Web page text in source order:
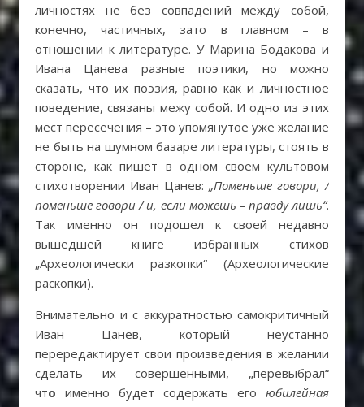
личностях не без совпадений между собой,
конечно, частичных, зато в главном – в
отношении к литературе. У Марина Бодакова и
Ивана Цанева разные поэтики, но можно
сказать, что их поэзия, равно как и личностное
поведение, связаны межу собой. И одно из этих
мест пересечения – это упомянутое уже желание
не быть на шумном базаре литературы, стоять в
стороне, как пишет в одном своем культовом
стихотворении Иван Цанев: „Поменьше говори, /
поменьше говори / и, если можешь – правду лишь“.
Так именно он подошел к своей недавно
вышедшей книге избранных стихов
„Археологически разкопки“ (Археологические
раскопки).
Внимательно и с аккуратностью самокритичный
Иван Цанев, который неустанно
перередактирует свои произведения в желании
сделать их совершенными, „перевыбрал“
что именно будет содержать его юбилейная